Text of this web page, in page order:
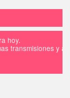
hoy.
transmisiones y